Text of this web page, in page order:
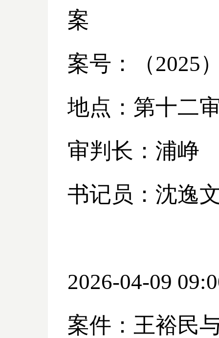
案
案号：（2025
地点：第十二
审判长：浦峥
书记员：沈逸
2026-04-09
案件：王裕民